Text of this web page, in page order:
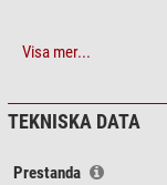
Visa mer...
TEKNISKA DATA
Prestanda